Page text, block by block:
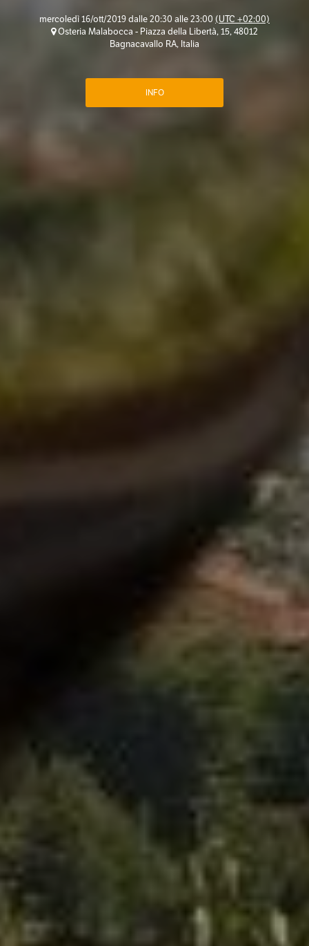
mercoledì 16/ott/2019 dalle 20:30 alle 23:00 (UTC +02:00)
Osteria Malabocca - Piazza della Libertà, 15, 48012
Bagnacavallo RA, Italia
INFO